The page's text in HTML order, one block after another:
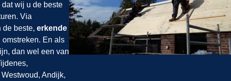
wij u de beste
Via
de beste, erkende
omstreken. En als
dan wel een van
Andijk,